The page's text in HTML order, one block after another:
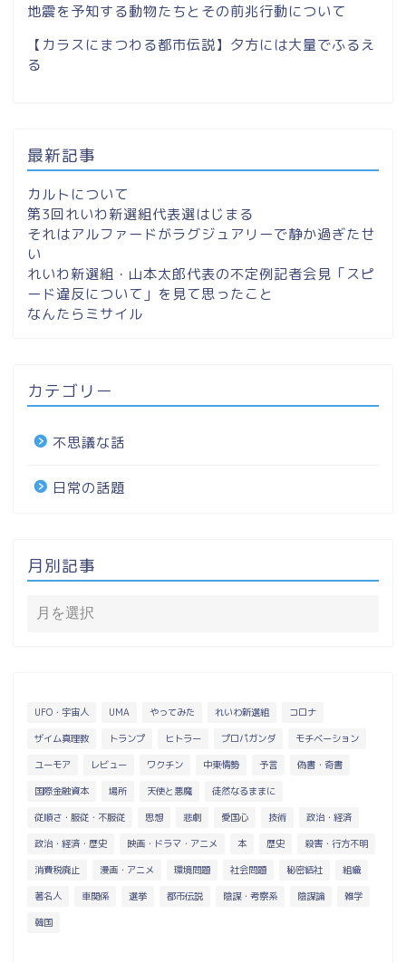
地震を予知する動物たちとその前兆行動について
【カラスにまつわる都市伝説】夕方には大量でふるえ
る
最新記事
カルトについて
第3回れいわ新選組代表選はじまる
それはアルファードがラグジュアリーで静か過ぎたせ
い
れいわ新選組・山本太郎代表の不定例記者会見「スピ
ード違反について」を見て思ったこと
なんたらミサイル
カテゴリー
不思議な話
日常の話題
月別記事
UFO・宇宙人 UMA やってみた れいわ新選組 コロナ
ザイム真理教 トランプ ヒトラー プロパガンダ モチベーション
ユーモア レビュー ワクチン 中東情勢 予言 偽書・奇書
国際金融資本 場所 天使と悪魔 徒然なるままに
従順さ・服従・不服従 思想 悲劇 愛国心 技術 政治・経済
政治・経済・歴史 映画・ドラマ・アニメ 本 歴史 殺害・行方不明
消費税廃止 漫画・アニメ 環境問題 社会問題 秘密結社 組織
著名人 車関係 選挙 都市伝説 陰謀・考察系 陰謀論 雑学
韓国